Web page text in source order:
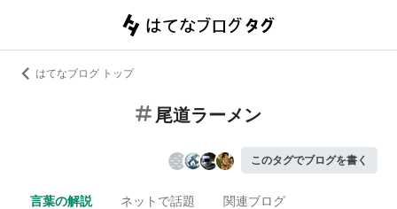
はてなブログ トップ
尾道ラーメン
このタグでブログを書く
言葉の解説 ネットで話題 関連ブログ